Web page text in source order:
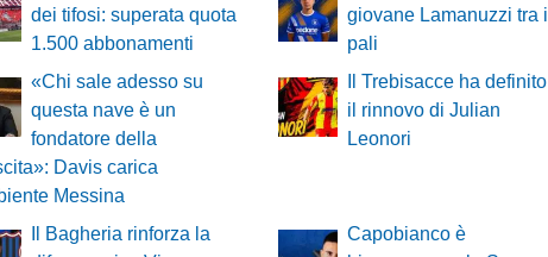
dei tifosi: superata quota
1.500 abbonamenti
giovane Lamanuzzi tra i
pali
«Chi sale adesso su
questa nave è un
fondatore della
Davis carica
Messina
Il Trebisacce ha definito
il rinnovo di Julian
Leonori
Il Bagheria rinforza la
Capobianco è